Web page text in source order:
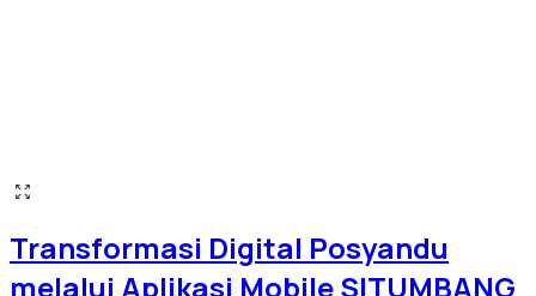
Transformasi Digital Posyandu
melalui Aplikasi Mobile SITUMBANG